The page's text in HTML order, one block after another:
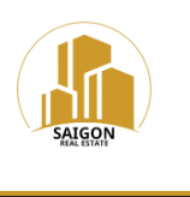
content